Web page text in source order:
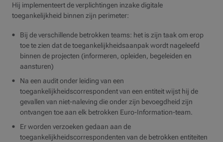
Hij implementeert de verplichtingen inzake digitale
toegankelijkheid binnen zijn perimeter:
Bij de verschillende betrokken teams: het is zijn taak om erop
toe te zien dat de toegankelijkheidsaanpak wordt nageleefd
binnen de projecten (informeren, opleiden, begeleiden en
aansturen)
Na een audit onder leiding van een
toegankelijkheidscorrespondent van een entiteit wijst hij de
gevallen van niet-naleving die onder zijn bevoegdheid zijn
ontvangen toe aan elk betrokken Euro-Information-team.
Er worden verzoeken gedaan aan de
toegankelijkheidscorrespondenten van de betrokken entiteiten